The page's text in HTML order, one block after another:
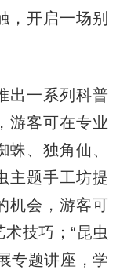
，开启一场别
一系列科普
游客可在专业
、独角仙、
主题手工坊提
机会，游客可
技巧；“昆虫
专题讲座，学